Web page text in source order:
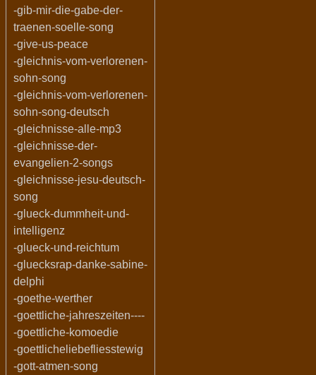
-gib-mir-die-gabe-der-
traenen-soelle-song
-give-us-peace
-gleichnis-vom-verlorenen-
sohn-song
-gleichnis-vom-verlorenen-
sohn-song-deutsch
-gleichnisse-alle-mp3
-gleichnisse-der-
evangelien-2-songs
-gleichnisse-jesu-deutsch-
song
-glueck-dummheit-und-
intelligenz
-glueck-und-reichtum
-gluecksrap-danke-sabine-
delphi
-goethe-werther
-goettliche-jahreszeiten----
-goettliche-komoedie
-goettlicheliebefliesstewig
-gott-atmen-song